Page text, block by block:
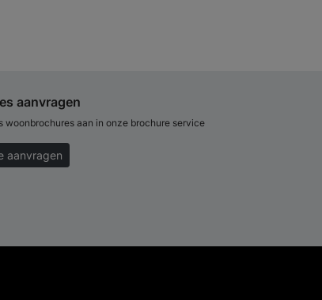
aanvragen
woonbrochures aan in onze brochure service
aanvragen